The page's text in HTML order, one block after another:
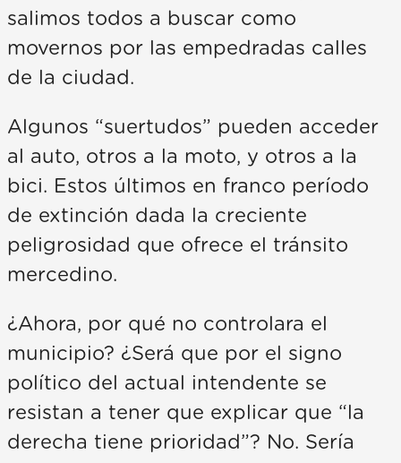
salimos todos a buscar como
movernos por las empedradas calles
de la ciudad.
Algunos “suertudos” pueden acceder
al auto, otros a la moto, y otros a la
bici. Estos últimos en franco período
de extinción dada la creciente
peligrosidad que ofrece el tránsito
mercedino.
¿Ahora, por qué no controlara el
municipio? ¿Será que por el signo
político del actual intendente se
resistan a tener que explicar que “la
derecha tiene prioridad”? No. Sería